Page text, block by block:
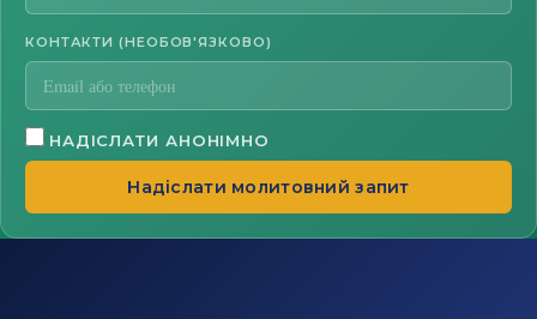
КОНТАКТИ (НЕОБОВ'ЯЗКОВО)
НАДІСЛАТИ АНОНІМНО
Надіслати молитовний запит